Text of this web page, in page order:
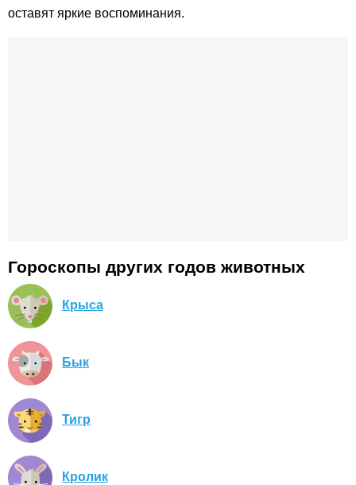
оставят яркие воспоминания.
Гороскопы других годов животных
Крыса
Бык
Тигр
Кролик